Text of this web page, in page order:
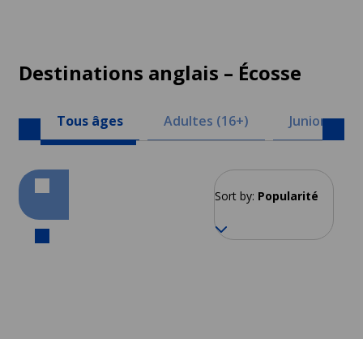
Destinations anglais – Écosse
Tous âges Adultes (16+) Juniors (8-
Sort by: Popularité